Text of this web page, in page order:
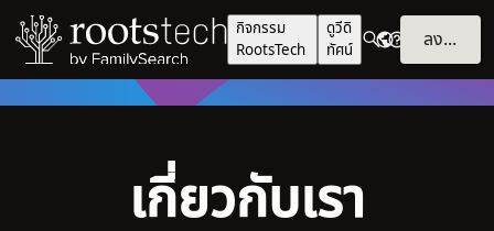
กิจกรรม
RootsTech
ดูวีดิ
ทัศน์
ลงชื่อเข้าใช้
เกี่ยวกับเรา